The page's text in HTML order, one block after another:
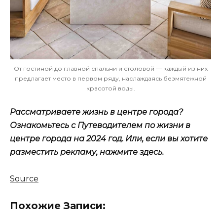
От гостиной до главной спальни и столовой — каждый из них
предлагает место в первом ряду, наслаждаясь безмятежной
красотой воды.
Рассматриваете жизнь в центре города?
Ознакомьтесь с Путеводителем по жизни в
центре города на 2024 год. Или, если вы хотите
разместить рекламу, нажмите здесь.
Source
Похожие Записи: